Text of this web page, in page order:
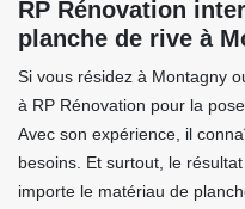
RP Rénovation
planche de rive à
Si vous résidez à Montagny
à RP Rénovation pour la
Avec son expérience, il
besoins. Et surtout, le
importe le matériau de